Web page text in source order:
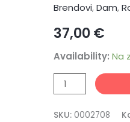
Brendovi,Dam,
37,00€
Availability: Na
količina
SKU: 0002708